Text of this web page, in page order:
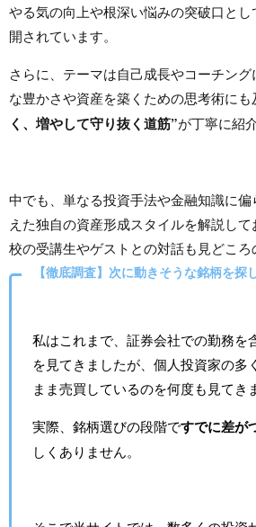
やる気の向上や根深い悩みの突破口と
開されています。
さらに、テーマは自己成長やコーチン
な豊かさや資産を築くための思考術にも
く、増やして守り抜く道筋”が丁寧に紹
中でも、単なる投資手法や金融知識に
えた独自の資産形成スタイルを解説し
校の受講生やゲストとの対話も見どころ
【徹底調査】次に動きそうな銘柄を探
私はこれまで、証券会社での勤務を
を見てきましたが、個人投資家の多
まま売買しているのを何度も見てき
実際、銘柄選びの段階ですでに差が
しくありません。